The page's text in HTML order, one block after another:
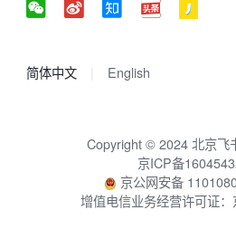
简体中文 English
Copyright © 2024 北京飞
京ICP备
京公网安备
增值电信业务经营许可证